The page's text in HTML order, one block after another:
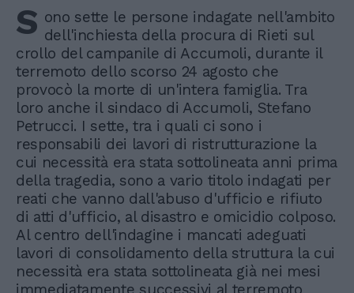
S ono sette le persone indagate nell'ambito
dell'inchiesta della procura di Rieti sul
crollo del campanile di Accumoli, durante il
terremoto dello scorso 24 agosto che
provocò la morte di un'intera famiglia. Tra
loro anche il sindaco di Accumoli, Stefano
Petrucci. I sette, tra i quali ci sono i
responsabili dei lavori di ristrutturazione la
cui necessità era stata sottolineata anni prima
della tragedia, sono a vario titolo indagati per
reati che vanno dall'abuso d'ufficio e rifiuto
di atti d'ufficio, al disastro e omicidio colposo.
Al centro dell'indagine i mancati adeguati
lavori di consolidamento della struttura la cui
necessità era stata sottolineata già nei mesi